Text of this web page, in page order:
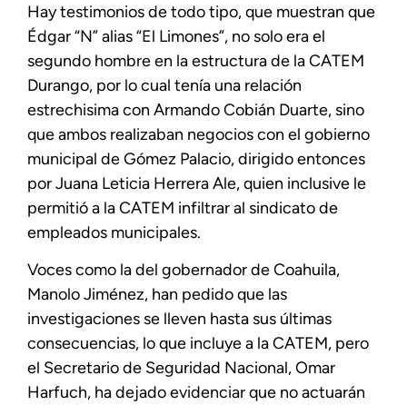
Hay testimonios de todo tipo, que muestran que
Édgar “N” alias “El Limones”, no solo era el
segundo hombre en la estructura de la CATEM
Durango, por lo cual tenía una relación
estrechisima con Armando Cobián Duarte, sino
que ambos realizaban negocios con el gobierno
municipal de Gómez Palacio, dirigido entonces
por Juana Leticia Herrera Ale, quien inclusive le
permitió a la CATEM infiltrar al sindicato de
empleados municipales.
Voces como la del gobernador de Coahuila,
Manolo Jiménez, han pedido que las
investigaciones se lleven hasta sus últimas
consecuencias, lo que incluye a la CATEM, pero
el Secretario de Seguridad Nacional, Omar
Harfuch, ha dejado evidenciar que no actuarán